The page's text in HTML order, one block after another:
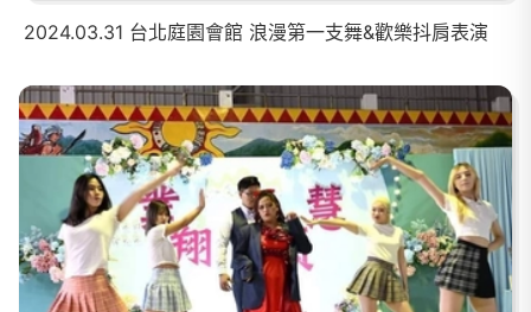
2024.03.31 台北庭園會館 浪漫第一支舞&歡樂抖肩表演